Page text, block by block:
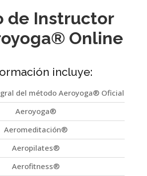
de Instructor
Online
incluye:
del método Aeroyoga® Oficial
Aeroyoga®
Aeromeditación®
Aeropilates®
Aerofitness®